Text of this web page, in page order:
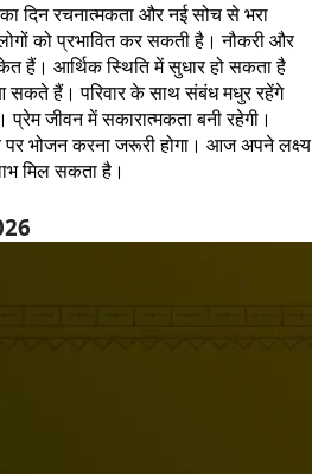
दिन रचनात्मकता और नई सोच से भरा
लोगों को प्रभावित कर सकती है। नौकरी और
हैं। आर्थिक स्थिति में सुधार हो सकता है
हैं। परिवार के साथ संबंध मधुर रहेंगे
जीवन में सकारात्मकता बनी रहेगी।
पर भोजन करना जरूरी होगा। आज अपने लक्ष्य
मिल सकता है।